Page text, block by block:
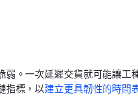
弱。一次延遲交貨就可能讓
指標，以建立更具韌性的時間